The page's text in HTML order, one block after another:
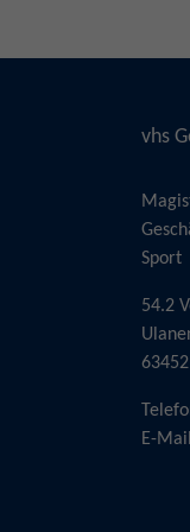
vhs
Sport
54.2
E-